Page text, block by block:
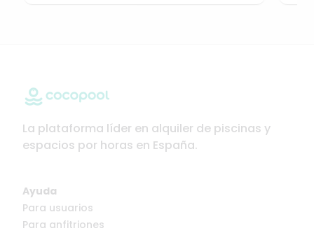
La plataforma líder en alquiler de piscinas y
espacios por horas en España.
Ayuda
Para usuarios
Para anfitriones